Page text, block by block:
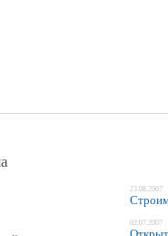
23.08.2007
02.07.2007